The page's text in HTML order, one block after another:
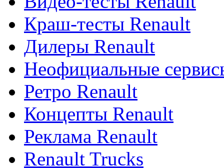
Краш-тесты Renault
Дилеры Renault
Неофициальные
Ретро Renault
Концепты Renault
Реклама Renault
Renault Trucks